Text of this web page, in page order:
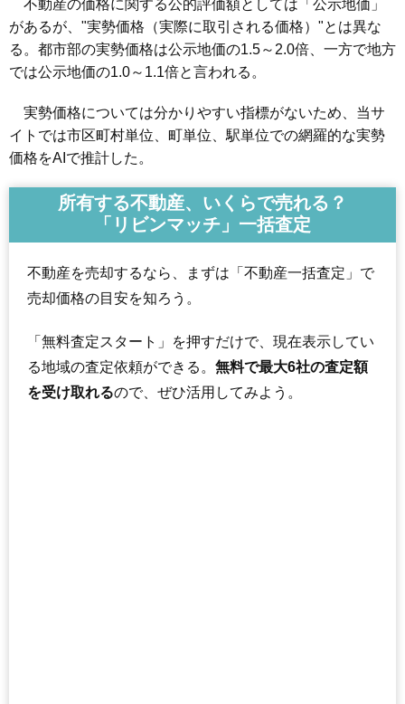
不動産の価格に関する公的評価額としては「公示地価」
があるが、"実勢価格（実際に取引される価格）"とは異な
る。都市部の実勢価格は公示地価の1.5～2.0倍、一方で地方
では公示地価の1.0～1.1倍と言われる。
実勢価格については分かりやすい指標がないため、当サ
イトでは市区町村単位、町単位、駅単位での網羅的な実勢
価格をAIで推計した。
所有する不動産、いくらで売れる？
「リビンマッチ」一括査定
不動産を売却するなら、まずは「不動産一括査定」で
売却価格の目安を知ろう。
「無料査定スタート」を押すだけで、現在表示してい
る地域の査定依頼ができる。 無料で最大6社の査定額
を受け取れるので、ぜひ活用してみよう。